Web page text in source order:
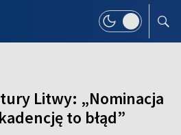
Litwy: „Nominacja
to błąd”